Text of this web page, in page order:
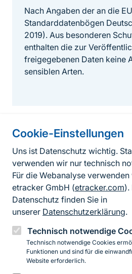
Cookie-Einstellungen
Uns ist Datenschutz wichtig.
verwenden wir nur technisch
Für die Webanalyse
etracker GmbH (etracker.com).
Datenschutz finden Sie in
unserer Datenschutzerklärung.
Technisch notwendige
Technisch notwendige Cookies
Funktionen und sind für die
Website erforderlich.
Nach Angaben der an die
Standarddatenbögen
2019). Aus besonderen
enthalten die zur
freigegebenen Daten keine
sensiblen Arten.
Informationen zur Seite
FußzeileKontakt zum
Erklärung zur